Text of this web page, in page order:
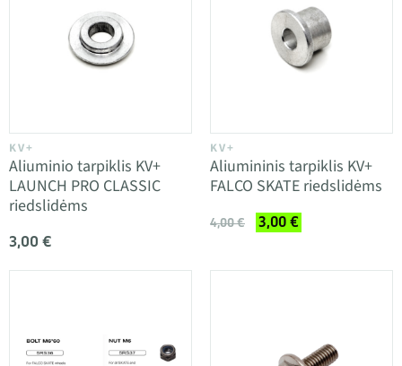
KV+
Aliuminio tarpiklis KV+
LAUNCH PRO CLASSIC
riedslidėms
3,00 €
KV+
Aliumininis tarpiklis KV+
FALCO SKATE riedslidėms
4,00 € 3,00 €